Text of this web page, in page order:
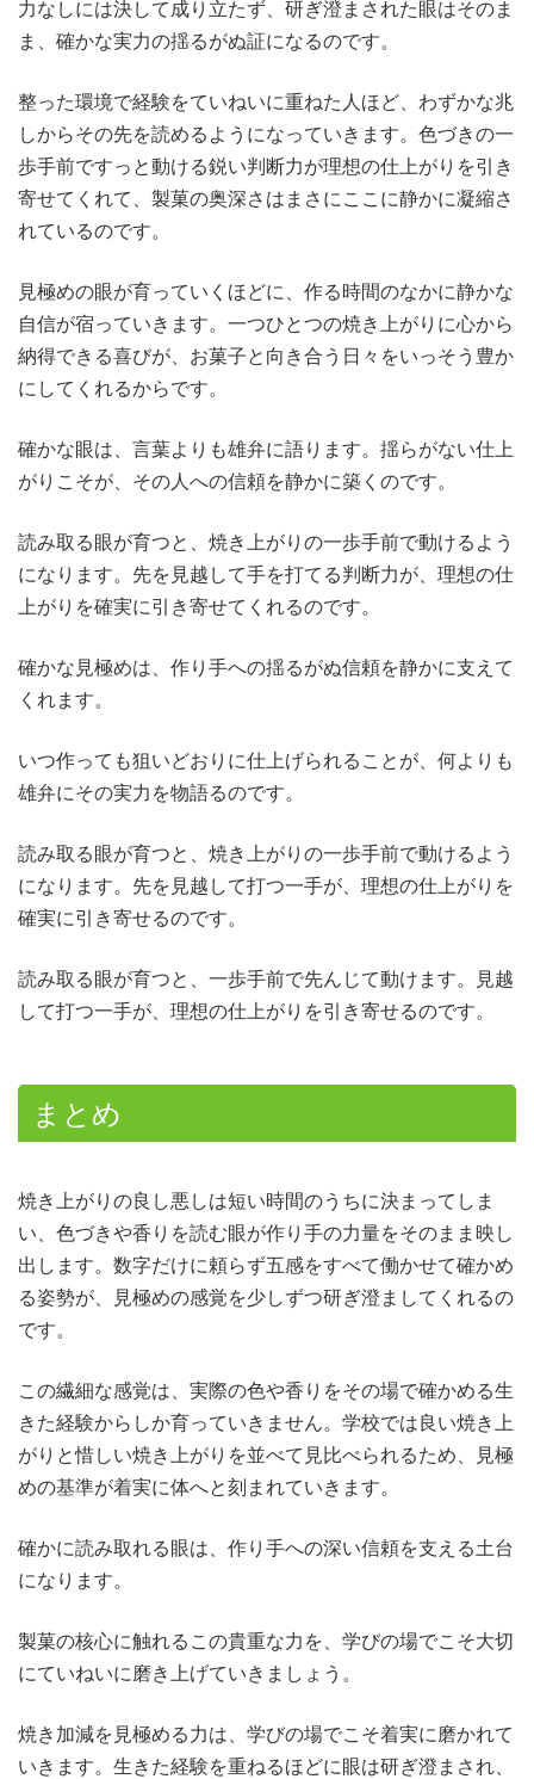
力なしには決して成り立たず、研ぎ澄まされた眼はそのま
ま、確かな実力の揺るがぬ証になるのです。
整った環境で経験をていねいに重ねた人ほど、わずかな兆
しからその先を読めるようになっていきます。色づきの一
歩手前ですっと動ける鋭い判断力が理想の仕上がりを引き
寄せてくれて、製菓の奥深さはまさにここに静かに凝縮さ
れているのです。
見極めの眼が育っていくほどに、作る時間のなかに静かな
自信が宿っていきます。一つひとつの焼き上がりに心から
納得できる喜びが、お菓子と向き合う日々をいっそう豊か
にしてくれるからです。
確かな眼は、言葉よりも雄弁に語ります。揺らがない仕上
がりこそが、その人への信頼を静かに築くのです。
読み取る眼が育つと、焼き上がりの一歩手前で動けるよう
になります。先を見越して手を打てる判断力が、理想の仕
上がりを確実に引き寄せてくれるのです。
確かな見極めは、作り手への揺るがぬ信頼を静かに支えて
くれます。
いつ作っても狙いどおりに仕上げられることが、何よりも
雄弁にその実力を物語るのです。
読み取る眼が育つと、焼き上がりの一歩手前で動けるよう
になります。先を見越して打つ一手が、理想の仕上がりを
確実に引き寄せるのです。
読み取る眼が育つと、一歩手前で先んじて動けます。見越
して打つ一手が、理想の仕上がりを引き寄せるのです。
まとめ
焼き上がりの良し悪しは短い時間のうちに決まってしま
い、色づきや香りを読む眼が作り手の力量をそのまま映し
出します。数字だけに頼らず五感をすべて働かせて確かめ
る姿勢が、見極めの感覚を少しずつ研ぎ澄ましてくれるの
です。
この繊細な感覚は、実際の色や香りをその場で確かめる生
きた経験からしか育っていきません。学校では良い焼き上
がりと惜しい焼き上がりを並べて見比べられるため、見極
めの基準が着実に体へと刻まれていきます。
確かに読み取れる眼は、作り手への深い信頼を支える土台
になります。
製菓の核心に触れるこの貴重な力を、学びの場でこそ大切
にていねいに磨き上げていきましょう。
焼き加減を見極める力は、学びの場でこそ着実に磨かれて
いきます。生きた経験を重ねるほどに眼は研ぎ澄まされ、